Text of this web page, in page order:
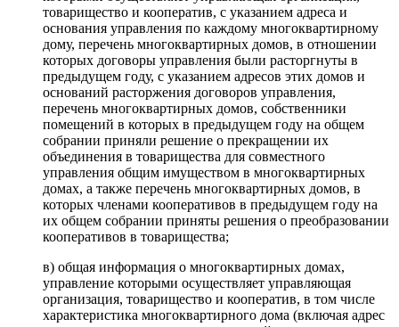
товарищество и кооператив, с указанием адреса и
основания управления по каждому многоквартирному
дому, перечень многоквартирных домов, в отношении
которых договоры управления были расторгнуты в
предыдущем году, с указанием адресов этих домов и
оснований расторжения договоров управления,
перечень многоквартирных домов, собственники
помещений в которых в предыдущем году на общем
собрании приняли решение о прекращении их
объединения в товарищества для совместного
управления общим имуществом в многоквартирных
домах, а также перечень многоквартирных домов, в
которых членами кооперативов в предыдущем году на
их общем собрании приняты решения о преобразовании
кооперативов в товарищества;
в) общая информация о многоквартирных домах,
управление которыми осуществляет управляющая
организация, товарищество и кооператив, в том числе
характеристика многоквартирного дома (включая адрес